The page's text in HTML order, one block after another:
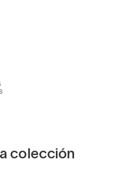
colección